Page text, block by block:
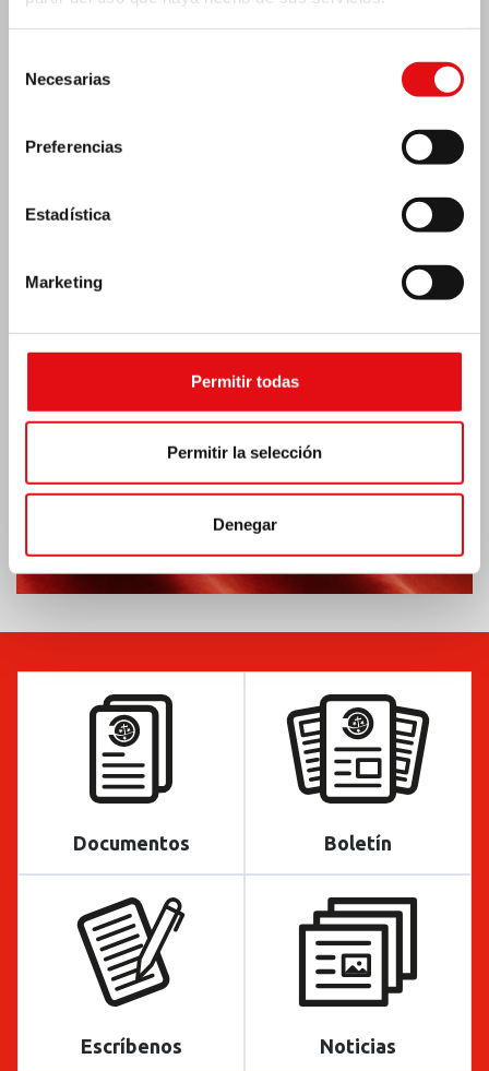
Necesarias
Preferencias
Estadística
Marketing
Permitir todas
Permitir la selección
Denegar
Emergencia por terremoto Venezuela
Documentos Boletín
Escríbenos Noticias